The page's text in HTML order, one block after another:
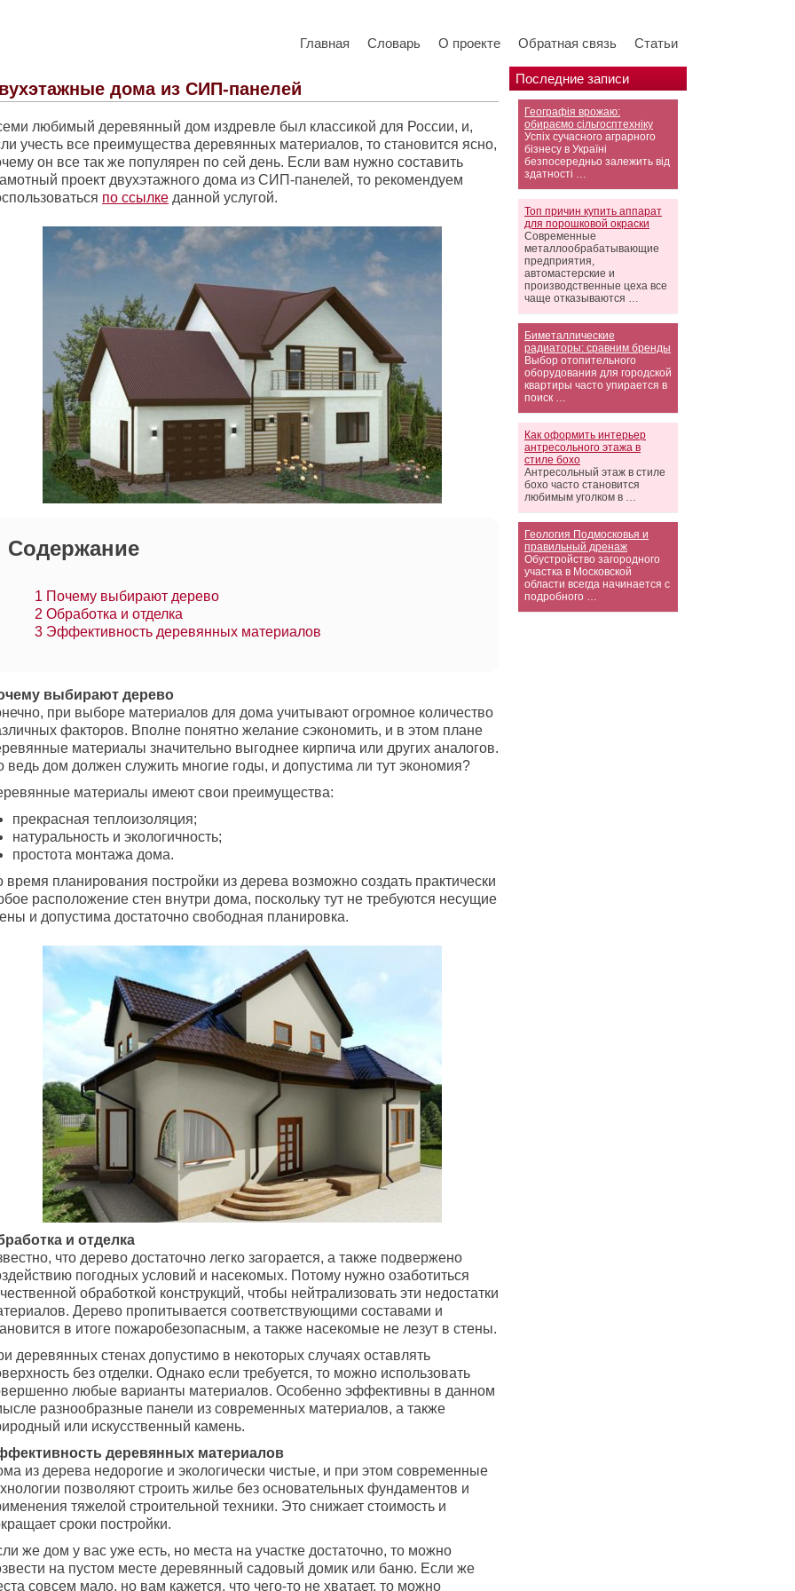
Главная Словарь О проекте Обратная связь Статьи
Последние записи
Географія врожаю:
обираємо сільгосптехніку
Успіх сучасного аграрного
бізнесу в Україні
безпосередньо залежить від
здатності …
Топ причин купить аппарат
для порошковой окраски
Современные
металлообрабатывающие
предприятия,
автомастерские и
производственные цеха все
чаще отказываются …
Биметаллические
радиаторы: сравним бренды
Выбор отопительного
оборудования для городской
квартиры часто упирается в
поиск …
Как оформить интерьер
антресольного этажа в
стиле бохо
Антресольный этаж в стиле
бохо часто становится
любимым уголком в …
Геология Подмосковья и
правильный дренаж
Обустройство загородного
участка в Московской
области всегда начинается с
подробного …
дома из СИП-панелей
любимый деревянный дом издревле был классикой для России, и,
учесть все преимущества деревянных материалов, то становится ясно,
он все так же популярен по сей день. Если вам нужно составить
проект двухэтажного дома из СИП-панелей, то рекомендуем
по ссылке данной услугой.
Содержание
1 Почему выбирают дерево
2 Обработка и отделка
3 Эффективность деревянных материалов
выбирают дерево
при выборе материалов для дома учитывают огромное количество
факторов. Вполне понятно желание сэкономить, и в этом плане
материалы значительно выгоднее кирпича или других аналогов.
ведь дом должен служить многие годы, и допустима ли тут экономия?
материалы имеют свои преимущества:
прекрасная теплоизоляция;
натуральность и экологичность;
простота монтажа дома.
время планирования постройки из дерева возможно создать практически
расположение стен внутри дома, поскольку тут не требуются несущие
и допустима достаточно свободная планировка.
и отделка
что дерево достаточно легко загорается, а также подвержено
погодных условий и насекомых. Потому нужно озаботиться
обработкой конструкций, чтобы нейтрализовать эти недостатки
Дерево пропитывается соответствующими составами и
в итоге пожаробезопасным, а также насекомые не лезут в стены.
деревянных стенах допустимо в некоторых случаях оставлять
без отделки. Однако если требуется, то можно использовать
любые варианты материалов. Особенно эффективны в данном
разнообразные панели из современных материалов, а также
или искусственный камень.
деревянных материалов
из дерева недорогие и экологически чистые, и при этом современные
позволяют строить жилье без основательных фундаментов и
тяжелой строительной техники. Это снижает стоимость и
сроки постройки.
же дом у вас уже есть, но места на участке достаточно, то можно
на пустом месте деревянный садовый домик или баню. Если же
совсем мало, но вам кажется, что чего-то не хватает, то можно